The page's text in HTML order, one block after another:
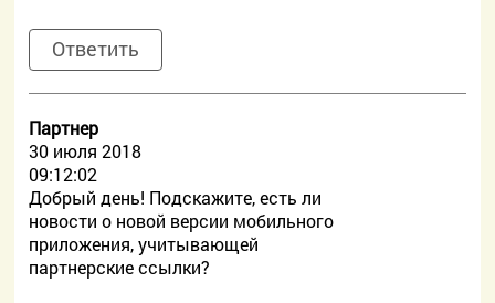
Ответить
Партнер
30 июля 2018
09:12:02
Добрый день! Подскажите, есть ли
новости о новой версии мобильного
приложения, учитывающей
партнерские ссылки?